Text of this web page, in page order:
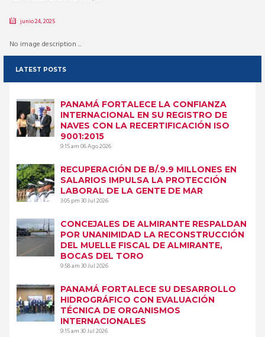
junio 24, 2025
No image description ...
LATEST POSTS
PANAMÁ FORTALECE LA CONFIANZA
INTERNACIONAL EN SU REGISTRO DE
NAVES CON LA RECERTIFICACIÓN ISO
9001:2015
9:15 am06 Ago 2026
RECUPERACIÓN DE B/.9.9 MILLONES EN
SALARIOS IMPULSA LA PROTECCIÓN
LABORAL DE LA GENTE DE MAR
3:05 pm30 Jul 2026
CONCEJALES DE ALMIRANTE RESPALDAN
POR UNANIMIDAD LA RECONSTRUCCIÓN
DEL MUELLE FISCAL DE ALMIRANTE,
BOCAS DEL TORO
9:58 am30 Jul 2026
PANAMÁ FORTALECE SU DESARROLLO
HIDROGRÁFICO CON EVALUACIÓN
TÉCNICA DE ORGANISMOS
INTERNACIONALES
9:15 am30 Jul 2026